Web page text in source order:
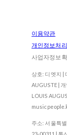
이용약관
개인정보처
사업자정보
상호: 디엣지 |
AUGUSTE |
LOUIS
주소: 서울특
23-00311 | 통